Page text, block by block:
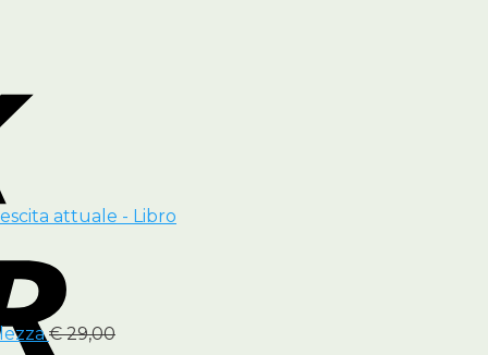
attuale - Libro
€29,00